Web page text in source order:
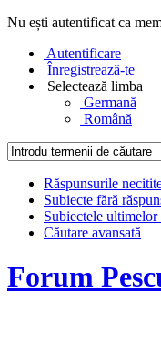
Nu ești autentificat ca
Autentificare
Înregistrează-te
Selectează limba
Germană
Română
Răspunsurile
Subiecte fără
Subiectele ultimelor
Căutare avansată
Forum